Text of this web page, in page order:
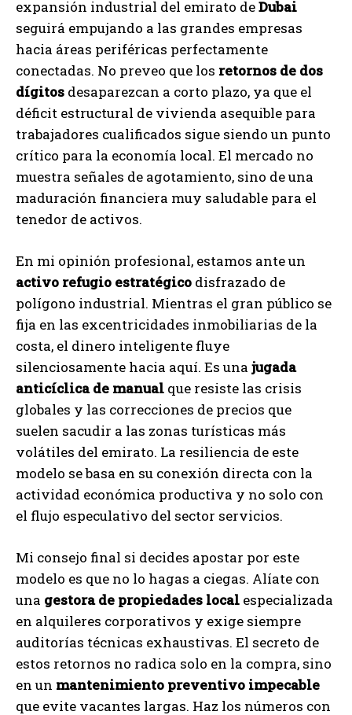
expansión industrial del emirato deDubai
seguirá empujando a las grandes empresas
hacia áreas periféricas perfectamente
conectadas. No preveo que los retornos de dos
dígitos desaparezcan a corto plazo, ya que el
déficit estructural de vivienda asequible para
trabajadores cualificados sigue siendo un punto
crítico para la economía local. El mercado no
muestra señales de agotamiento, sino de una
maduración financiera muy saludable para el
tenedor de activos.
En mi opinión profesional, estamos ante un
activo refugio estratégico disfrazado de
polígono industrial. Mientras el gran público se
fija en las excentricidades inmobiliarias de la
costa, el dinero inteligente fluye
silenciosamente hacia aquí. Es una jugada
anticíclica de manual que resiste las crisis
globales y las correcciones de precios que
suelen sacudir a las zonas turísticas más
volátiles del emirato. La resiliencia de este
modelo se basa en su conexión directa con la
actividad económica productiva y no solo con
el flujo especulativo del sector servicios.
Mi consejo final si decides apostar por este
modelo es que no lo hagas a ciegas. Alíate con
una gestora de propiedades local especializada
en alquileres corporativos y exige siempre
auditorías técnicas exhaustivas. El secreto de
estos retornos no radica solo en la compra, sino
en un mantenimiento preventivo impecable
que evite vacantes largas. Haz los números con